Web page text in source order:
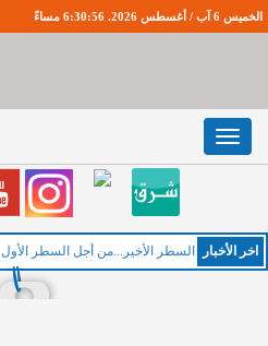
الخميس 6 آب / أغسطس 2026. 6:30:57 مساءً
Toggle
navigation
اخر اﻷخبار السطر الأخير...من أجل السطر الأول